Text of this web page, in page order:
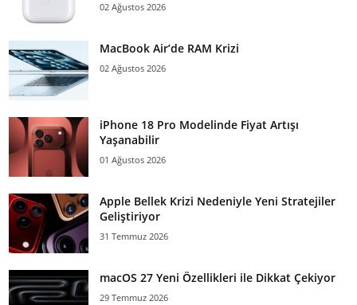
02 Ağustos 2026
MacBook Air’de RAM Krizi
02 Ağustos 2026
iPhone 18 Pro Modelinde Fiyat Artışı
Yaşanabilir
01 Ağustos 2026
Apple Bellek Krizi Nedeniyle Yeni Stratejiler
Geliştiriyor
31 Temmuz 2026
macOS 27 Yeni Özellikleri ile Dikkat Çekiyor
29 Temmuz 2026